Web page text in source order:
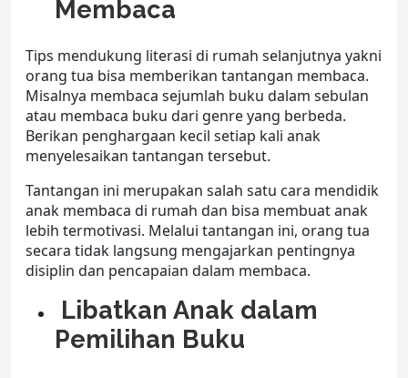
Membaca
Tips mendukung literasi di rumah selanjutnya yakni
orang tua bisa memberikan tantangan membaca.
Misalnya membaca sejumlah buku dalam sebulan
atau membaca buku dari genre yang berbeda.
Berikan penghargaan kecil setiap kali anak
menyelesaikan tantangan tersebut.
Tantangan ini merupakan salah satu cara mendidik
anak membaca di rumah dan bisa membuat anak
lebih termotivasi. Melalui tantangan ini, orang tua
secara tidak langsung mengajarkan pentingnya
disiplin dan pencapaian dalam membaca.
Libatkan Anak dalam
Pemilihan Buku